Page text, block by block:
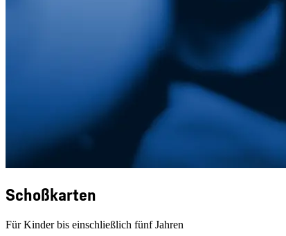
Schoßkarten
Für Kinder bis einschließlich fünf Jahren